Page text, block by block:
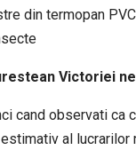
din termopan
Victoriei
cand observati
al